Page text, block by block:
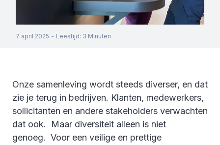
7 april 2025 - Leestijd: 3 Minuten
Onze samenleving wordt steeds diverser, en dat
zie je terug in bedrijven. Klanten, medewerkers,
sollicitanten en andere stakeholders verwachten
dat ook. Maar diversiteit alleen is niet
genoeg. Voor een veilige en prettige